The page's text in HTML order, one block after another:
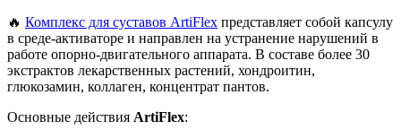
🔥 Комплекс для суставов ArtiFlex представляет собой капсулу
в среде-активаторе и направлен на устранение нарушений в
работе опорно-двигательного аппарата. В составе более 30
экстрактов лекарственных растений, хондроитин,
глюкозамин, коллаген, концентрат пантов.
Основные действия ArtiFlex: